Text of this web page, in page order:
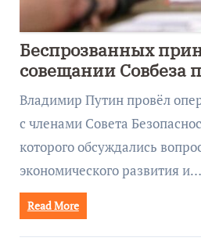
Беспрозванных
совещании Совбеза
руководством Путина
Владимир Путин провёл
с членами Совета
которого обсуждались
экономического развития и…
Read More